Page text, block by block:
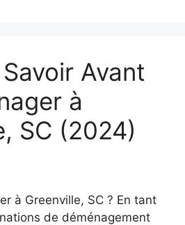
Avant
à
SC (2024)
à Greenville, SC ? En tant
de déménagement